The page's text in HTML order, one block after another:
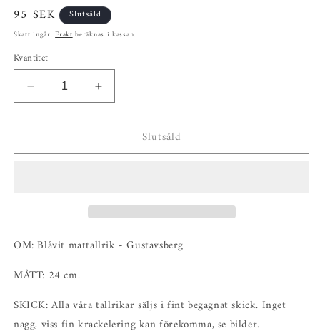
Ordinarie
pris
95 SEK Slutsåld
Skatt ingår.Fraktberäknas i kassan.
Kvantitet
Minska
kvantitet
för
mattallrik
Öka
kvantitet
för
mattallrik
Slutsåld
OM: Blåvit mattallrik - Gustavsberg
MÅTT: 24 cm.
SKICK: Alla våra tallrikar säljs i fint begagnat skick. Inget
nagg, viss fin krackelering kan förekomma, se bilder.